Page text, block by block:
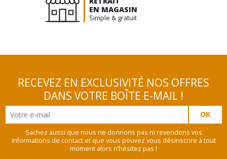
EN MAGASIN
Simple & gratuit
RECEVEZ EN EXCLUSIVITÉ NOS OFFRES
DANS VOTRE BOÎTE E-MAIL !
Sachez aussi que nous ne donnons pas ni revendons vos
informations de contact et que vous pouvez vous désinscrire à tout
moment alors n’hésitez pas !